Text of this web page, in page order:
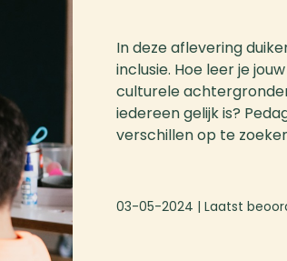
In deze aflevering
inclusie. Hoe leer je
culturele
iedereen gelijk is?
verschillen op te
03-05-2024 | Laatst